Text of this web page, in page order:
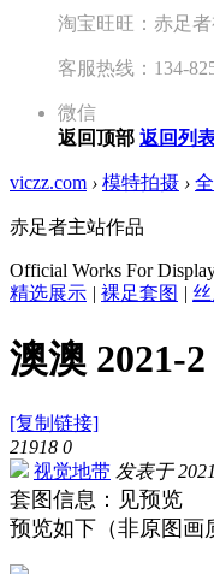
淘宝旺旺：赤足
客服热线：134-
微信
返回顶部 返回列
viczz.com › 模特拍摄 ›
赤足者主站作品
Official Works For
精选展示 | 裸足套图 |
澳澳 2021-2
[复制链接]
21918 0
视觉地带 发表于
套图信息：见预览
预览如下（非原图画